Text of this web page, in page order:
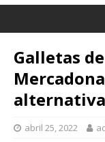
Galletas
abril 25, 2022